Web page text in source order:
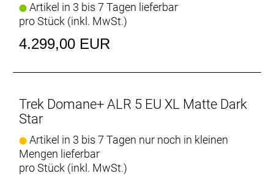
größtem Ritzel
Anzahl Gänge: 1
Hinterradbremse: SRAM Apex D1 hydraulic disc, flat
mount // SRAM Apex D1 hydraulic disc, flat mount
SRAM Apex, 12 speed
SRAM Paceline, Center Lock Scheibenaufnahme,
abgerundet, 160 mm
Max. Bremsscheibendu
Artikel in 3 bis 7 Tagen lieferbar
pro Stück (inkl. MwSt.)
4.299,00 EUR
Trek Domane+ ALR 5 EU XL Matte Dark
Star
Artikel in 3 bis 7 Tagen nur noch in kleinen
Mengen lieferbar
pro Stück (inkl. MwSt.)